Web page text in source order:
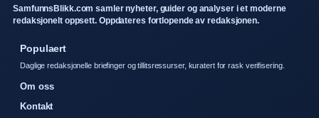
SamfunnsBlikk.com samler nyheter, guider og analyser i et moderne
redaksjonelt oppsett. Oppdateres fortlopende av redaksjonen.
Populaert
Daglige redaksjonelle briefinger og tillitsressurser, kuratert for rask verifisering.
Om oss
Kontakt